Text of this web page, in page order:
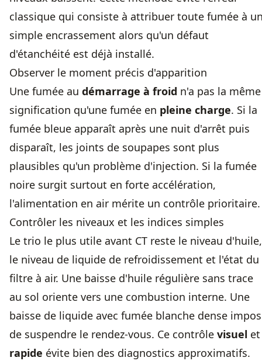
classique qui consiste à attribuer toute fumée à
simple encrassement alors qu'un défaut
d'étanchéité est déjà installé.
Observer le moment précis d'apparition
Une fumée au démarrage à froid n'a pas la même
signification qu'une fumée en pleine charge. Si la
fumée bleue apparaît après une nuit d'arrêt puis
disparaît, les joints de soupapes sont plus
plausibles qu'un problème d'injection. Si la fumée
noire surgit surtout en forte accélération,
l'alimentation en air mérite un contrôle prioritaire.
Contrôler les niveaux et les indices simples
Le trio le plus utile avant CT reste le niveau d'huile,
le niveau de liquide de refroidissement et l'état du
filtre à air. Une baisse d'huile régulière sans trace
au sol oriente vers une combustion interne. Une
baisse de liquide avec fumée blanche dense
de suspendre le rendez-vous. Ce contrôle visuel et
rapide évite bien des diagnostics approximatifs.